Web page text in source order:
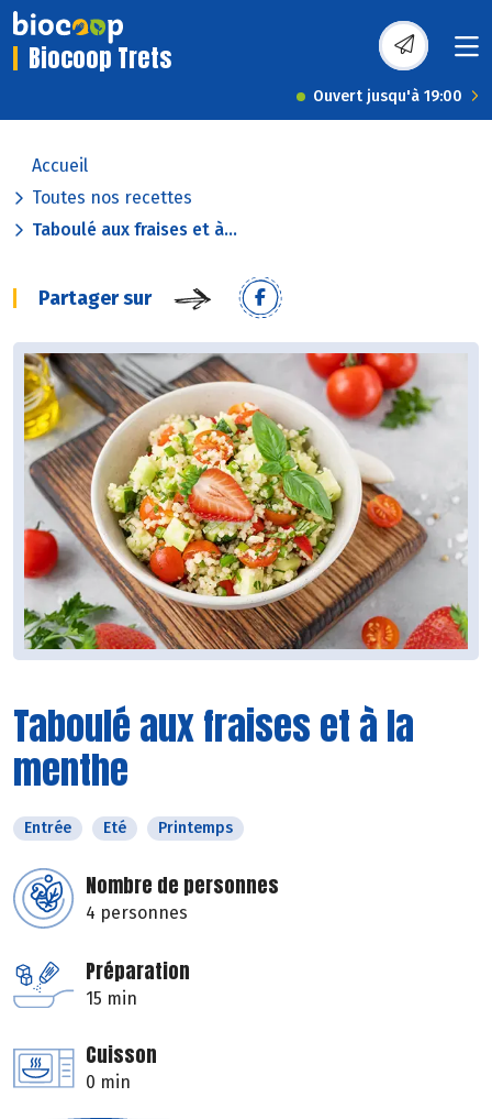
Biocoop Trets
Ouvert jusqu'à 19:00
Accueil
Toutes nos recettes
Taboulé aux fraises et à...
Partager sur
Taboulé aux fraises et à la
menthe
Entrée Eté Printemps
Nombre de personnes
4 personnes
Préparation
15 min
Cuisson
0 min